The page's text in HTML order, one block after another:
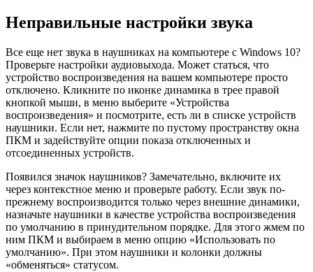
Неправильные настройки звука
Все еще нет звука в наушниках на компьютере с Windows 10?
Проверьте настройки аудиовыхода. Может статься, что
устройство воспроизведения на вашем компьютере просто
отключено. Кликните по иконке динамика в трее правой
кнопкой мыши, в меню выберите «Устройства
воспроизведения» и посмотрите, есть ли в списке устройств
наушники. Если нет, нажмите по пустому пространству окна
ПКМ и задействуйте опции показа отключенных и
отсоединенных устройств.
Появился значок наушников? Замечательно, включите их
через контекстное меню и проверьте работу. Если звук по-
прежнему воспроизводится только через внешние динамики,
назначьте наушники в качестве устройства воспроизведения
по умолчанию в принудительном порядке. Для этого жмем по
ним ПКМ и выбираем в меню опцию «Использовать по
умолчанию». При этом наушники и колонки должны
«обменяться» статусом.